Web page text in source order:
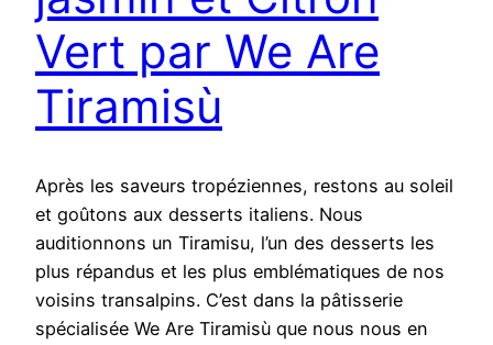
Vert par We Are
Tiramisù
Après les saveurs tropéziennes, restons au soleil
et goûtons aux desserts italiens. Nous
auditionnons un Tiramisu, l’un des desserts les
plus répandus et les plus emblématiques de nos
voisins transalpins. C’est dans la pâtisserie
spécialisée We Are Tiramisù que nous nous en